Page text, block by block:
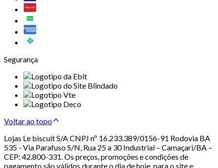
Segurança
Voltar ao topo
Lojas Le biscuit S/A CNPJ nº 16.233.389/0156-91 Rodovia BA
535 - Via Parafuso S/N, Rua 25 a 30 Industrial – Camaçari/BA –
CEP: 42.800-331. Os preços, promoções e condições de
pagamento são válidos durante o dia de hoje, para o site e